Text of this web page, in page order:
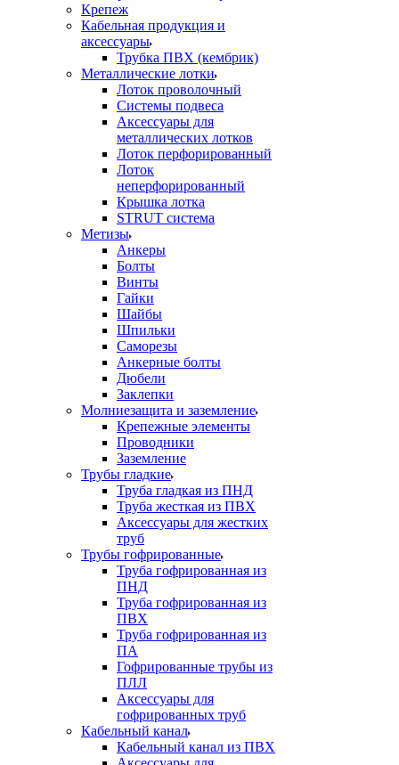
Крепеж
Кабельная продукция и
аксессуары
Трубка ПВХ (кембрик)
Металлические лотки
Лоток проволочный
Системы подвеса
Аксессуары для
металлических лотков
Лоток перфорированный
Лоток
неперфорированный
Крышка лотка
STRUT система
Метизы
Анкеры
Болты
Винты
Гайки
Шайбы
Шпильки
Саморезы
Анкерные болты
Дюбели
Заклепки
Молниезащита и заземление
Крепежные элементы
Проводники
Заземление
Трубы гладкие
Труба гладкая из ПНД
Труба жесткая из ПВХ
Аксессуары для жестких
труб
Трубы гофрированные
Труба гофрированная из
ПНД
Труба гофрированная из
ПВХ
Труба гофрированная из
ПА
Гофрированные трубы из
ПЛЛ
Аксессуары для
гофрированных труб
Кабельный канал
Кабельный канал из ПВХ